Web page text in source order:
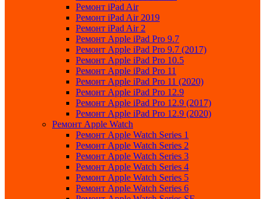
Ремонт iPad Air
Ремонт iPad Air 2019
Ремонт iPad Air 2
Ремонт Apple iPad Pro 9.7
Ремонт Apple iPad Pro 9.7 (2017)
Ремонт Apple iPad Pro 10.5
Ремонт Apple iPad Pro 11
Ремонт Apple iPad Pro 11 (2020)
Ремонт Apple iPad Pro 12.9
Ремонт Apple iPad Pro 12.9 (2017)
Ремонт Apple iPad Pro 12.9 (2020)
Ремонт Apple Watch
Ремонт Apple Watch Series 1
Ремонт Apple Watch Series 2
Ремонт Apple Watch Series 3
Ремонт Apple Watch Series 4
Ремонт Apple Watch Series 5
Ремонт Apple Watch Series 6